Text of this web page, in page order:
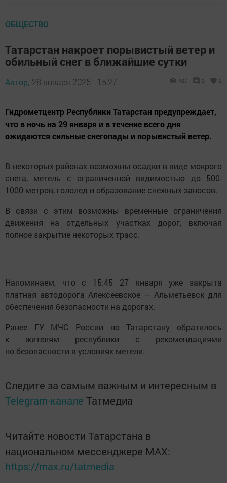
ОБЩЕСТВО
Татарстан накроет порывистый ветер и
обильный снег в ближайшие сутки
Автор, 28 января 2026 - 15:27 407 0 0
Гидрометцентр Республики Татарстан предупреждает,
что в ночь на 29 января и в течение всего дня
ожидаются сильные снегопады и порывистый ветер.
В некоторых районах возможны осадки в виде мокрого
снега, метель с ограниченной видимостью до 500-
1000 метров, гололед и образование снежных заносов.
В связи с этим возможны временные ограничения
движения на отдельных участках дорог, включая
полное закрытие некоторых трасс.
Напоминаем, что с 15:45 27 января уже закрыта
платная автодорога Алексеевское — Альметьевск для
обеспечения безопасности на дорогах.
Ранее ГУ МЧС России по Татарстану обратилось
к жителям республики с рекомендациями
по безопасности в условиях метели.
Следите за самым важным и интересным в
Telegram-канале Татмедиа
Читайте новости Татарстана в
национальном мессенджере MАХ:
https://max.ru/tatmedia